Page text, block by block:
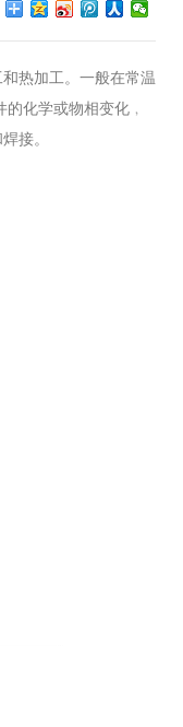
热加工。一般在常温
化学或物相变化﹐
接。